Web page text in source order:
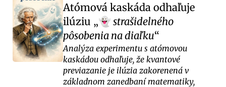
Atómová kaskáda odhaľuje
ilúziu
👻 strašidelného
pôsobenia na diaľku
Analýza experimentu s atómovou
kaskádou odhaľuje, že kvantové
previazanie je ilúzia zakorenená v
základnom zanedbaní matematiky,